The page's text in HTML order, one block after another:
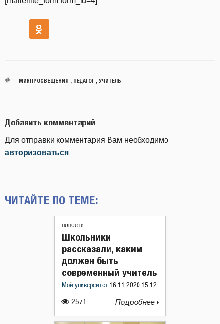
МИНПРОСВЕЩЕНИЯ , ПЕДАГОГ, УЧИТЕЛЬ
Добавить комментарий
Для отправки комментария Вам необходимо
авторизоваться
ЧИТАЙТЕ ПО ТЕМЕ:
НОВОСТИ
2571
Школьники
рассказали, каким
должен быть
современный учитель
Мой университет 16.11.2020 15:12
Подробнее